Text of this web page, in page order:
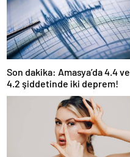
Son dakika: Amasya’da 4.4 ve
4.2 şiddetinde iki deprem!